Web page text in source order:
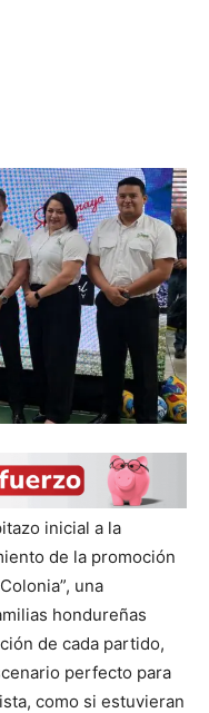
inicial a la
de la promoción
una
hondureñas
de cada partido,
perfecto para
como si estuvieran